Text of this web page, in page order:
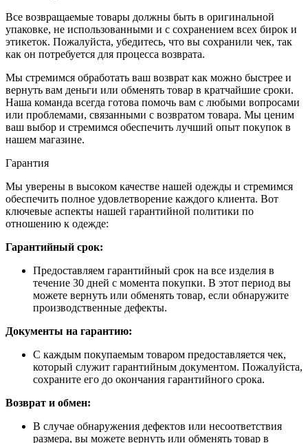
Все возвращаемые товары должны быть в оригинальной
упаковке, не использованными и с сохранением всех бирок и
этикеток. Пожалуйста, убедитесь, что вы сохранили чек, так
как он потребуется для процесса возврата.
Мы стремимся обработать ваш возврат как можно быстрее и
вернуть вам деньги или обменять товар в кратчайшие сроки.
Наша команда всегда готова помочь вам с любыми вопросами
или проблемами, связанными с возвратом товара. Мы ценим
ваш выбор и стремимся обеспечить лучший опыт покупок в
нашем магазине.
Гарантия
Мы уверены в высоком качестве нашей одежды и стремимся
обеспечить полное удовлетворение каждого клиента. Вот
ключевые аспекты нашей гарантийной политики по
отношению к одежде:
Гарантийный срок:
Предоставляем гарантийный срок на все изделия в
течение 30 дней с момента покупки. В этот период вы
можете вернуть или обменять товар, если обнаружите
производственные дефекты.
Документы на гарантию:
С каждым покупаемым товаром предоставляется чек,
который служит гарантийным документом. Пожалуйста,
сохраните его до окончания гарантийного срока.
Возврат и обмен:
В случае обнаружения дефектов или несоответствия
размера, вы можете вернуть или обменять товар в